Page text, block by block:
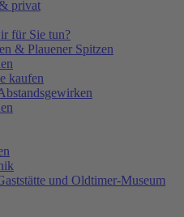
privat
für Sie tun?
& Plauener Spitzen
kaufen
und Oldtimer-Museum